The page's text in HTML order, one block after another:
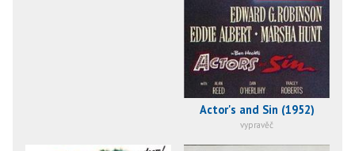
Actor's and Sin (1952)
vypravěč